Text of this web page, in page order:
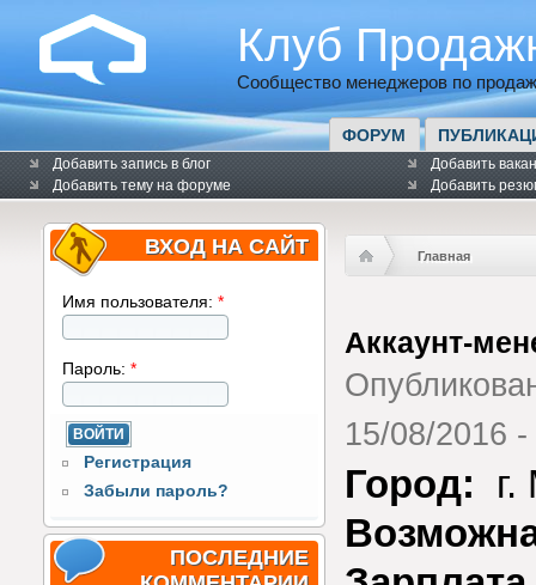
Клуб
Сообщество менеджеров по
ФОРУМ
Добавить запись в блог
Добавить тему на форуме
Добавить
Добавить
ВХОД НА САЙТ
Имя пользователя: *
Пароль: *
Регистрация
Забыли пароль?
ПОСЛЕДНИЕ
Главная
Аккаунт-
15/08/2016
Город: